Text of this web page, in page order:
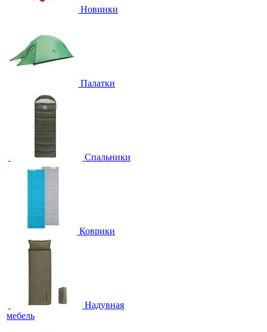
Новинки
Палатки
Спальники
Коврики
Надувная
мебель